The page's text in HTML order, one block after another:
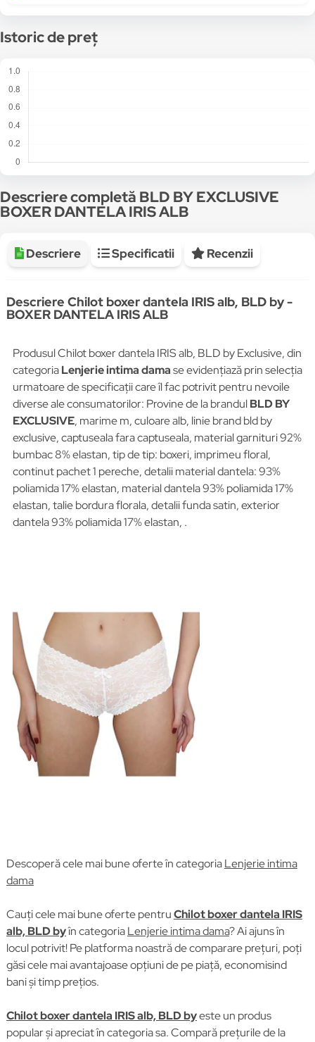
Istoric de preț
Descriere completă BLD BY EXCLUSIVE
BOXER DANTELA IRIS ALB
Descriere Specificatii Recenzii
Descriere Chilot boxer dantela IRIS alb, BLD by -
BOXER DANTELA IRIS ALB
Produsul Chilot boxer dantela IRIS alb, BLD by Exclusive, din
categoriaLenjerie intima damase evidențiază prin selecția
urmatoare de specificații care îl fac potrivit pentru nevoile
diverse ale consumatorilor: Provine de la brandulBLD BY
EXCLUSIVE, marime m, culoare alb, linie brand bld by
exclusive, captuseala fara captuseala, material garnituri 92%
bumbac 8% elastan, tip de tip: boxeri, imprimeu floral,
continut pachet 1 pereche, detalii material dantela: 93%
poliamida 17% elastan, material dantela 93% poliamida 17%
elastan, talie bordura florala, detalii funda satin, exterior
dantela 93% poliamida 17% elastan, .
Descoperă cele mai bune oferte în categoriaLenjerie intima
dama
Cauți cele mai bune oferte pentruChilot boxer dantela IRIS
alb, BLD byîn categoriaLenjerie intima dama? Ai ajuns în
locul potrivit! Pe platforma noastră de comparare prețuri, poți
găsi cele mai avantajoase opțiuni de pe piață, economisind
bani și timp prețios.
Chilot boxer dantela IRIS alb, BLD byeste un produs
popular și apreciat în categoria sa. Compară prețurile de la